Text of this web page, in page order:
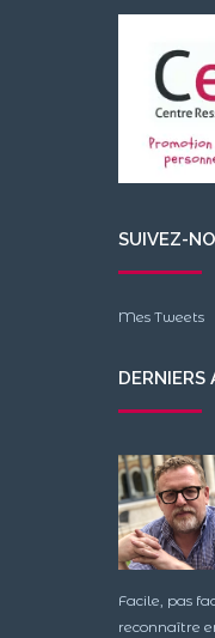
SUIVEZ-
Mes Tweets
DERNIERS
Facile, pas
reconnaître